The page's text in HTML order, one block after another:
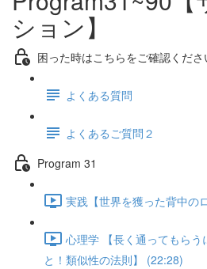
ション】
困った時はこちらをご確認くださ
よくある質問
よくあるご質問２
Program 31
実践【世界を獲った背中の
心理学 【長く通ってもら
と！類似性の法則】 (22:28)